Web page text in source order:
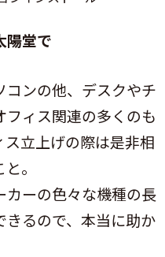
陽堂で
ンの他、デスクやチ
フィス関連の多くのも
立上げの際は是非相
。
カーの色々な機種の長
るので、本当に助か